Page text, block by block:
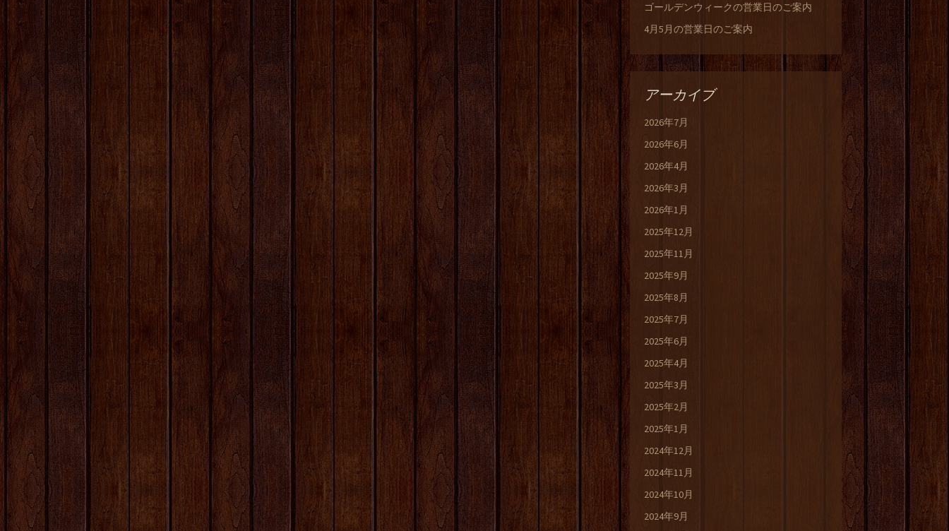
ゴールデンウィークの営業日のご案内
4月5月の営業日のご案内
アーカイブ
2026年7月
2026年6月
2026年4月
2026年3月
2026年1月
2025年12月
2025年11月
2025年9月
2025年8月
2025年7月
2025年6月
2025年4月
2025年3月
2025年2月
2025年1月
2024年12月
2024年11月
2024年10月
2024年9月